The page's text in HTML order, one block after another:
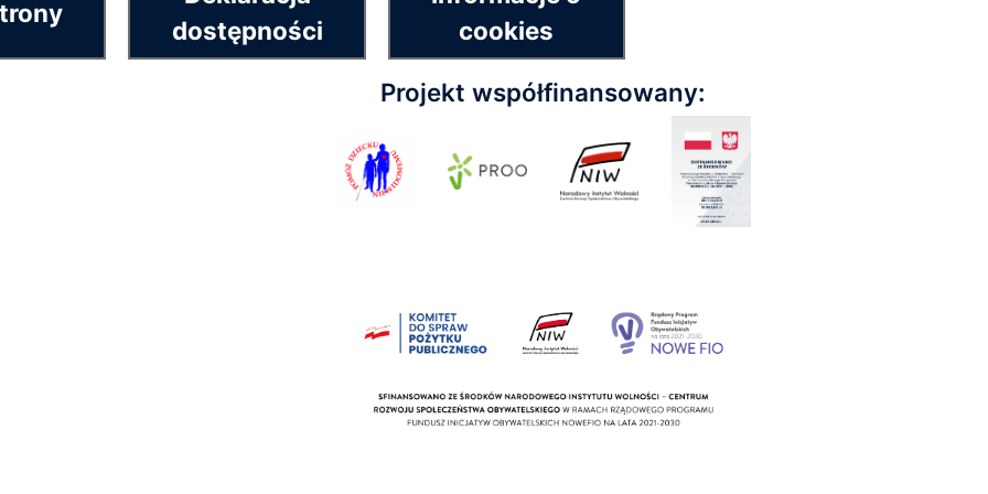
dostępności
cookies
Projekt współfinansowany: